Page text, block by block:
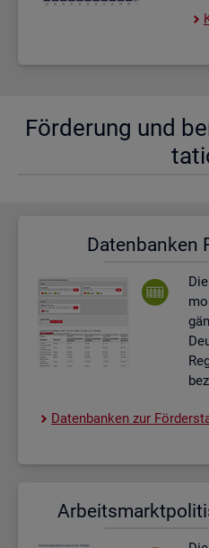
För­de­rung und
Da­ten­ban­ken
Da­ten­ban­ken zur